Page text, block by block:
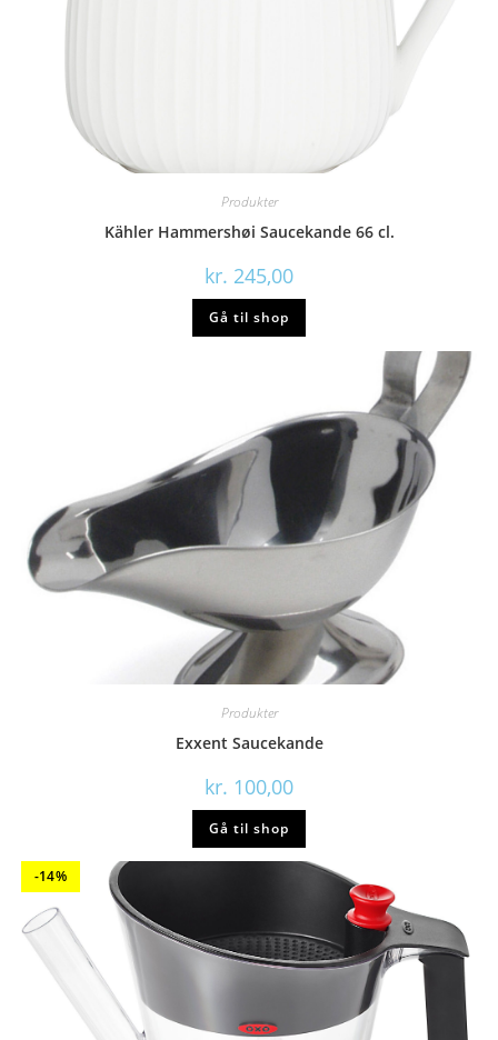
Produkter
Kähler Hammershøi Saucekande 66 cl.
kr. 245,00
Gå til shop
Produkter
Exxent Saucekande
kr. 100,00
Gå til shop
-14%